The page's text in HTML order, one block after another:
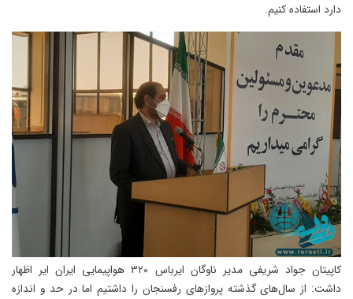
دارد استفاده کنیم.
کاپیتان جواد شریفی مدیر ناوگان ایرباس ۳۲۰ هواپیمایی ایران ایر اظهار
داشت: از سال‌های گذشته پروازهای رفسنجان را داشتیم اما در حد و اندازه